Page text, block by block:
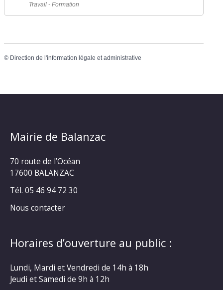
Travail - Formation
© Direction de l'information légale et administrative
Mairie de Balanzac
70 route de l’Océan
17600 BALANZAC
Tél. 05 46 94 72 30
Nous contacter
Horaires d’ouverture au public :
Lundi, Mardi et Vendredi de 14h à 18h
Jeudi et Samedi de 9h à 12h